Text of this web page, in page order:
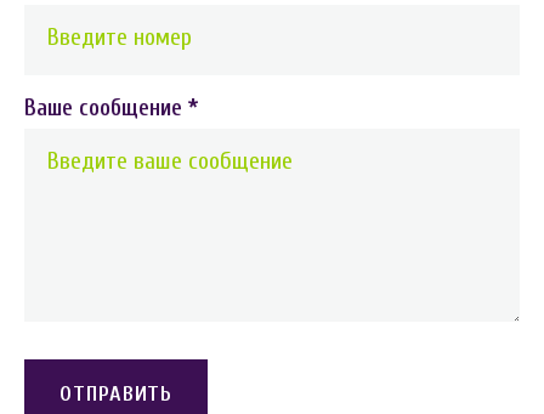
Ваше сообщение*